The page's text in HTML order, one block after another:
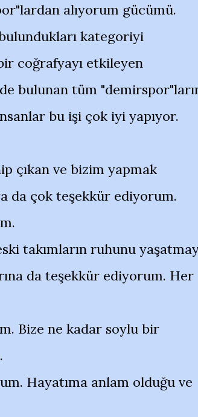
alıyorum gücümü.
kategoriyi
coğrafyayı etkileyen
bulunan tüm
bu işi çok iyi yapıyor.
çıkan ve bizim yapmak
da çok teşekkür ediyorum.
takımların ruhunu
da teşekkür ediyorum. Her
Bize ne kadar soylu bir
Hayatıma anlam olduğu ve